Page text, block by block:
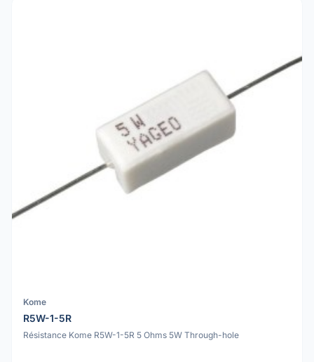
Kome
R5W-1-5R
Résistance Kome R5W-1-5R 5 Ohms 5W Through-hole